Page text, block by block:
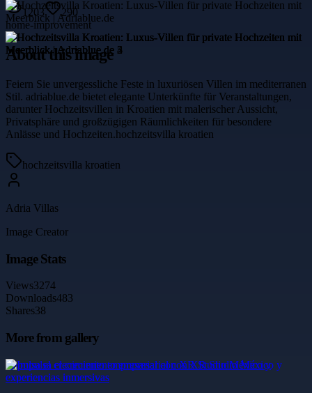
1203
290
home-improvement
About this image
Feiern Sie unvergessliche Feste in luxuriösen Villen im mediterranen
Stil. adriablue.de bietet elegante Unterkünfte für Veranstaltungen,
darunter Hochzeitsvillen in Kroatien mit malerischer Aussicht,
Privatsphäre und großzügigen Räumlichkeiten für besondere
Anlässe und Hochzeiten.hochzeitsvilla kroatien
hochzeitsvilla kroatien
Adria Villas
Image Creator
Image Stats
Views3274
Downloads483
Shares38
More from gallery
Impulsa el crecimiento empresarial con XR Studio México y
experiencias inmersivas